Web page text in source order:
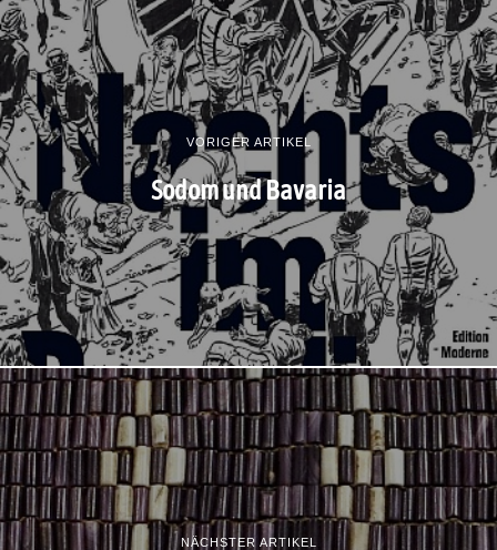
VORIGER ARTIKEL
Sodom und Bavaria
NÄCHSTER ARTIKEL